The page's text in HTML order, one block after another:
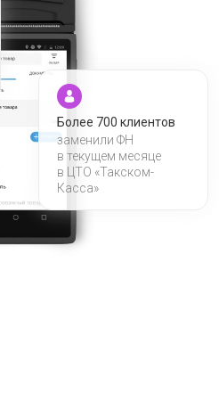
Более 700 клиентов
заменили ФН
в текущем месяце
в ЦТО «Такском-
Касса»